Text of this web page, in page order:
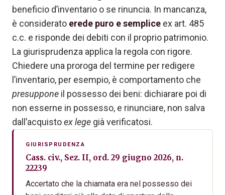
beneficio d’inventario o se rinuncia. In mancanza,
è considerato erede puro e semplice ex art. 485
c.c. e risponde dei debiti con il proprio patrimonio.
La giurisprudenza applica la regola con rigore.
Chiedere una proroga del termine per redigere
l’inventario, per esempio, è comportamento che
presuppone il possesso dei beni: dichiarare poi di
non esserne in possesso, e rinunciare, non salva
dall’acquistoex lege già verificatosi.
GIURISPRUDENZA
Cass. civ., Sez. II, ord. 29 giugno 2026, n.
22239
Accertato che la chiamata era nel possesso dei